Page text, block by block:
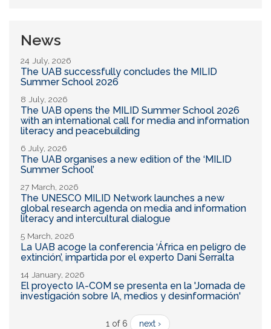
News
24 July, 2026
The UAB successfully concludes the MILID
Summer School 2026
8 July, 2026
The UAB opens the MILID Summer School 2026
with an international call for media and information
literacy and peacebuilding
6 July, 2026
The UAB organises a new edition of the ‘MILID
Summer School’
27 March, 2026
The UNESCO MILID Network launches a new
global research agenda on media and information
literacy and intercultural dialogue
5 March, 2026
La UAB acoge la conferencia ‘África en peligro de
extinción’, impartida por el experto Dani Serralta
14 January, 2026
El proyecto IA-COM se presenta en la 'Jornada de
investigación sobre IA, medios y desinformación'
1 of 6 next ›